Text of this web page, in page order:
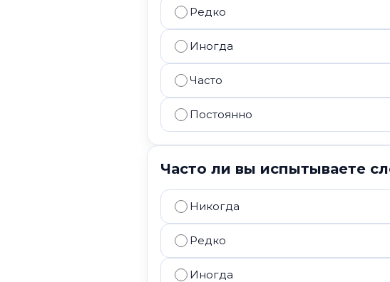
Редко
Иногда
Часто
Постоянно
Часто ли вы испытываете
Никогда
Редко
Иногда